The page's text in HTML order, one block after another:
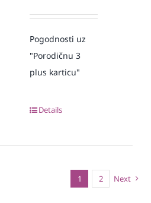
Pogodnosti uz
"Porodičnu 3
plus karticu"
Details
1 2 Next